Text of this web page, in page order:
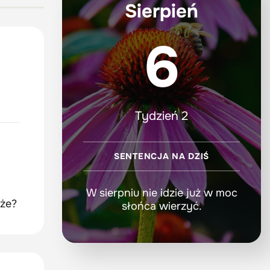
Sierpień
6
Tydzień 2
SENTENCJA NA DZIŚ
W sierpniu nie idzie już w moc
słońca wierzyć.